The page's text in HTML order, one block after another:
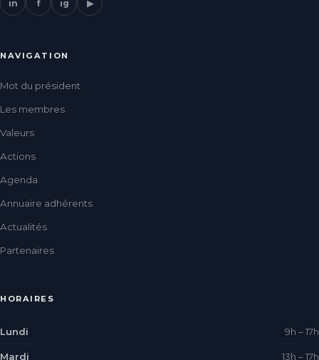
in f ig ▶
NAVIGATION
Mot du président
Les membres
Valeurs
Actions
Agenda
Annuaire adhérents
Actualités
Partenaires
HORAIRES
Lundi 9h – 17h
Mardi 13h – 17h